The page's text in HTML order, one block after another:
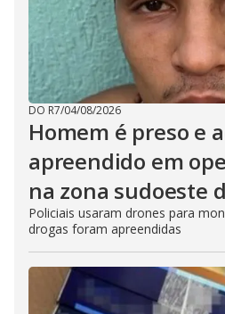
DO R7/04/08/2026
Homem é preso e
apreendido em
na zona sudoeste
Policiais usaram drones para
drogas foram apreendidas